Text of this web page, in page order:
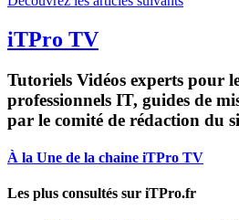
iTPro TV
Tutoriels Vidéos experts pour
professionnels IT, guides de
par le comité de rédaction du
À la Une de la chaine iTPro TV
Les plus consultés sur iTPro.fr